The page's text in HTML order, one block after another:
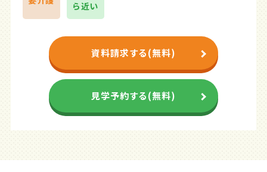
ら近い
資料請求する(無料)
見学予約する(無料)